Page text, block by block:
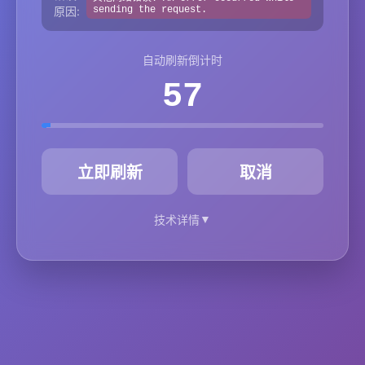
原因:
sending the request.
自动刷新倒计时
57
立即刷新 取消
技术详情▼